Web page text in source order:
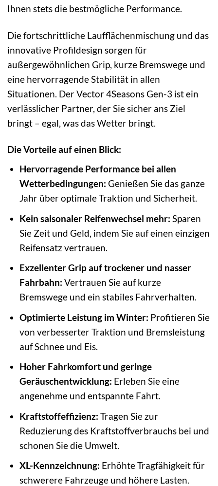
Ihnen stets die bestmögliche Performance.
Die fortschrittliche Laufflächenmischung und das
innovative Profildesign sorgen für
außergewöhnlichen Grip, kurze Bremswege und
eine hervorragende Stabilität in allen
Situationen. Der Vector 4Seasons Gen-3 ist ein
verlässlicher Partner, der Sie sicher ans Ziel
bringt – egal, was das Wetter bringt.
Die Vorteile auf einen Blick:
Hervorragende Performance bei allen
Wetterbedingungen: Genießen Sie das ganze
Jahr über optimale Traktion und Sicherheit.
Kein saisonaler Reifenwechsel mehr: Sparen
Sie Zeit und Geld, indem Sie auf einen einzigen
Reifensatz vertrauen.
Exzellenter Grip auf trockener und nasser
Fahrbahn: Vertrauen Sie auf kurze
Bremswege und ein stabiles Fahrverhalten.
Optimierte Leistung im Winter: Profitieren Sie
von verbesserter Traktion und Bremsleistung
auf Schnee und Eis.
Hoher Fahrkomfort und geringe
Geräuschentwicklung: Erleben Sie eine
angenehme und entspannte Fahrt.
Kraftstoffeffizienz: Tragen Sie zur
Reduzierung des Kraftstoffverbrauchs bei und
schonen Sie die Umwelt.
XL-Kennzeichnung: Erhöhte Tragfähigkeit für
schwerere Fahrzeuge und höhere Lasten.